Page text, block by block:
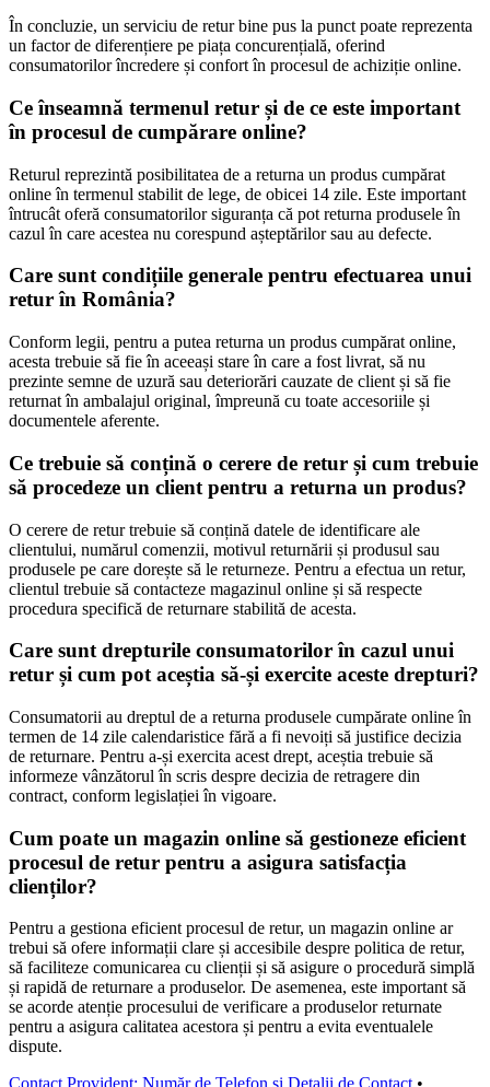
În concluzie, un serviciu de retur bine pus la punct poate reprezenta
un factor de diferențiere pe piața concurențială, oferind
consumatorilor încredere și confort în procesul de achiziție online.
Ce înseamnă termenul retur și de ce este important
în procesul de cumpărare online?
Returul reprezintă posibilitatea de a returna un produs cumpărat
online în termenul stabilit de lege, de obicei 14 zile. Este important
întrucât oferă consumatorilor siguranța că pot returna produsele în
cazul în care acestea nu corespund așteptărilor sau au defecte.
Care sunt condițiile generale pentru efectuarea unui
retur în România?
Conform legii, pentru a putea returna un produs cumpărat online,
acesta trebuie să fie în aceeași stare în care a fost livrat, să nu
prezinte semne de uzură sau deteriorări cauzate de client și să fie
returnat în ambalajul original, împreună cu toate accesoriile și
documentele aferente.
Ce trebuie să conțină o cerere de retur și cum trebuie
să procedeze un client pentru a returna un produs?
O cerere de retur trebuie să conțină datele de identificare ale
clientului, numărul comenzii, motivul returnării și produsul sau
produsele pe care dorește să le returneze. Pentru a efectua un retur,
clientul trebuie să contacteze magazinul online și să respecte
procedura specifică de returnare stabilită de acesta.
Care sunt drepturile consumatorilor în cazul unui
retur și cum pot aceștia să-și exercite aceste drepturi?
Consumatorii au dreptul de a returna produsele cumpărate online în
termen de 14 zile calendaristice fără a fi nevoiți să justifice decizia
de returnare. Pentru a-și exercita acest drept, aceștia trebuie să
informeze vânzătorul în scris despre decizia de retragere din
contract, conform legislației în vigoare.
Cum poate un magazin online să gestioneze eficient
procesul de retur pentru a asigura satisfacția
clienților?
Pentru a gestiona eficient procesul de retur, un magazin online ar
trebui să ofere informații clare și accesibile despre politica de retur,
să faciliteze comunicarea cu clienții și să asigure o procedură simplă
și rapidă de returnare a produselor. De asemenea, este important să
se acorde atenție procesului de verificare a produselor returnate
pentru a asigura calitatea acestora și pentru a evita eventualele
dispute.